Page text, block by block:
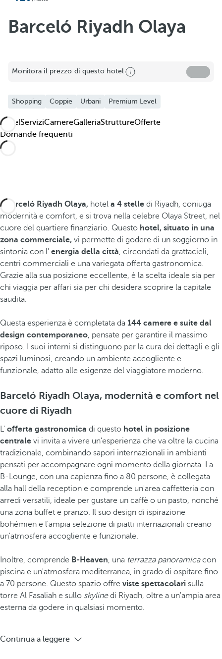
Barceló Riyadh Olaya
Monitora il prezzo di questo hotel
Shopping Coppie Urbani Premium Level
HotelServiziCamereGalleriaStruttureOfferte
Domande frequenti
Il Barceló Riyadh Olaya, hotel a 4 stelle di Riyadh, coniuga
modernità e comfort, e si trova nella celebre Olaya Street, nel
cuore del quartiere finanziario. Questo hotel, situato in una
zona commerciale, vi permette di godere di un soggiorno in
sintonia con l' energia della città, circondati da grattacieli,
centri commerciali e una variegata offerta gastronomica.
Grazie alla sua posizione eccellente, è la scelta ideale sia per
chi viaggia per affari sia per chi desidera scoprire la capitale
saudita.
Questa esperienza è completata da 144 camere e suite dal
design contemporaneo, pensate per garantire il massimo
riposo. I suoi interni si distinguono per la cura dei dettagli e gli
spazi luminosi, creando un ambiente accogliente e
funzionale, adatto alle esigenze del viaggiatore moderno.
Barceló Riyadh Olaya, modernità e comfort nel
cuore di Riyadh
L' offerta gastronomica di questo hotel in posizione
centrale vi invita a vivere un'esperienza che va oltre la cucina
tradizionale, combinando sapori internazionali in ambienti
pensati per accompagnare ogni momento della giornata. La
B-Lounge, con una capienza fino a 80 persone, è collegata
alla hall della reception e comprende un'area caffetteria con
arredi versatili, ideale per gustare un caffè o un pasto, nonché
una zona buffet e pranzo. Il suo design di ispirazione
bohémien e l'ampia selezione di piatti internazionali creano
un'atmosfera accogliente e funzionale.
Inoltre, comprende B-Heaven, una terrazza panoramicacon
piscina e un'atmosfera mediterranea, in grado di ospitare fino
a 70 persone. Questo spazio offre viste spettacolari sulla
torre Al Fasaliah e sullo skylinedi Riyadh, oltre a un'ampia area
esterna da godere in qualsiasi momento.
Continua a leggere